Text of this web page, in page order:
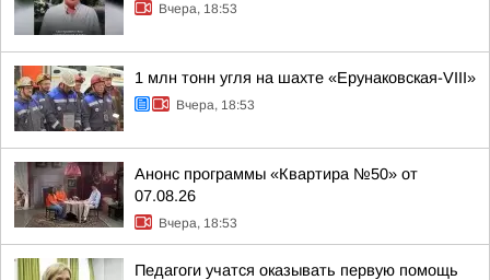
Вчера, 18:53
1 млн тонн угля на шахте «Ерунаковская-VIII»
Вчера, 18:53
Анонс программы «Квартира №50» от
07.08.26
Вчера, 18:53
Педагоги учатся оказывать первую помощь